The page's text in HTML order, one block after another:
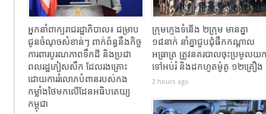
អ្នកនាំពាក្យ​រាជរដ្ឋាភិបាល​៖​ ជម្រាប​
ជូន​ចំណុចសំខាន់ៗ ពាក់ព័ន្ធនឹងកិច្ច
ការពារបូរណភាពទឹកដី និងប្រជា
ពលរដ្ឋភៀសសឹក ដែលរងគ្រោះ
ដោយការរំលោភបំពានរបស់កង
កម្លាំងថៃមកលើដែនអធិបតេយ្យ
កម្ពុជា
ក្រុមក្មេងទំនើង ២ក្រុម មានគ្នា
១៨នាក់ នាំគ្នាជួបជុំផឹកកណ្ដាល
អធ្រាត្រ ត្រូវនគរបាលចុះប្រមូលយ
ទៅអប់រំ និងដកហូតម៉ូតូ ១២គ្រឿង
2 hours ago